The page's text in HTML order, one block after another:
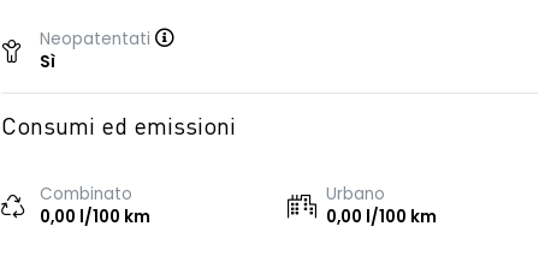
Neopatentati
Sì
Consumi ed emissioni
Combinato
0,00 l/100 km
Urbano
0,00 l/100 km